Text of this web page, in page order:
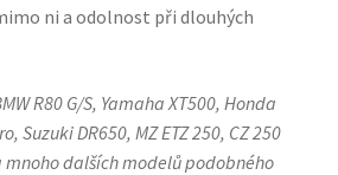
ni a odolnost při dlouhých
R80 G/S, Yamaha XT500, Honda
Suzuki DR650, MZ ETZ 250, CZ 250
mnoho dalších modelů podobného